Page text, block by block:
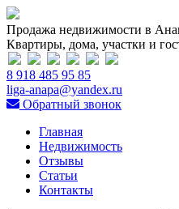
Продажа недвижимости в
Квартиры, дома, участки и
8 918 485 95 85
liga-anapa@yandex.ru
Обратный звонок
Главная
Недвижимость
Отзывы
Статьи
Контакты